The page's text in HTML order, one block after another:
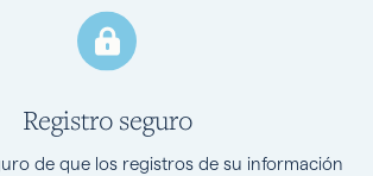
Registro seguro
de que los registros de su información